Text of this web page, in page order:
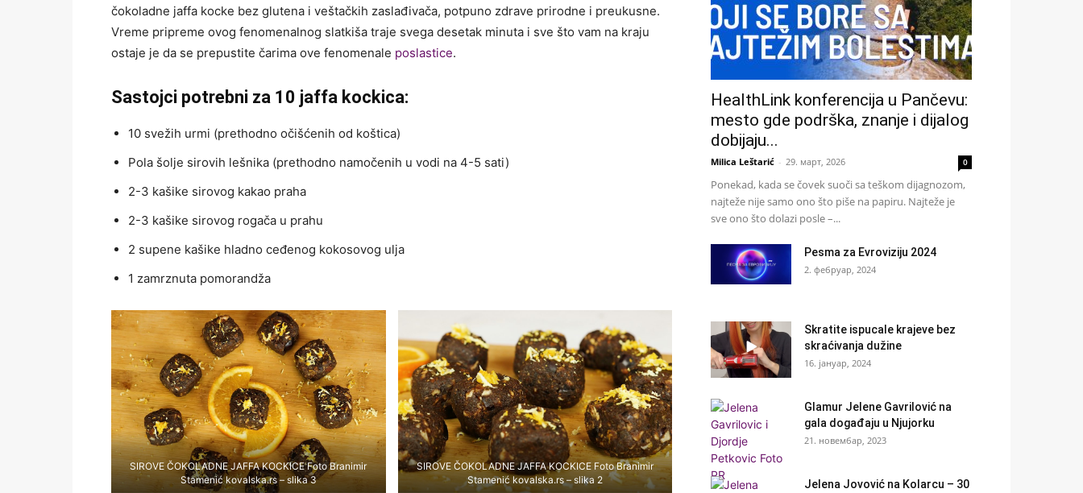
čokoladne jaffa kocke bez glutena i veštačkih zaslađivača, potpuno zdrave prirodne i preukusne.
Vreme pripreme ovog fenomenalnog slatkiša traje svega desetak minuta i sve što vam na kraju
ostaje je da se prepustite čarima ove fenomenale poslastice.
Sastojci potrebni za 10 jaffa kockica:
10 svežih urmi (prethodno očišćenih od koštica)
Pola šolje sirovih lešnika (prethodno namočenih u vodi na 4-5 sati)
2-3 kašike sirovog kakao praha
2-3 kašike sirovog rogača u prahu
2 supene kašike hladno ceđenog kokosovog ulja
1 zamrznuta pomorandža
SIROVE ČOKOLADNE JAFFA KOCKICE Foto Branimir
Stamenić kovalska.rs – slika 3
SIROVE ČOKOLADNE JAFFA KOCKICE Foto Branimir
Stamenić kovalska.rs – slika 2
HealthLink konferencija u Pančevu:
mesto gde podrška, znanje i dijalog
dobijaju...
Milica Leštarić - 29. март, 2026 0
Ponekad, kada se čovek suoči sa teškom dijagnozom,
najteže nije samo ono što piše na papiru. Najteže je
sve ono što dolazi posle –...
Pesma za Evroviziju 2024
2. фебруар, 2024
Skratite ispucale krajeve bez
skraćivanja dužine
16. јануар, 2024
Glamur Jelene Gavrilović na
gala događaju u Njujorku
21. новембар, 2023
Jelena Jovović na Kolarcu – 30